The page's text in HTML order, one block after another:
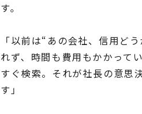
す。
「以前は“あの会社、信用ど
れず、時間も費用もかかって
すぐ検索。それが社長の意思
す」